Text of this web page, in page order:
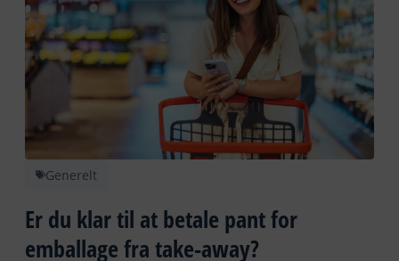
Generelt
Er du klar til at betale pant for
emballage fra take-away?